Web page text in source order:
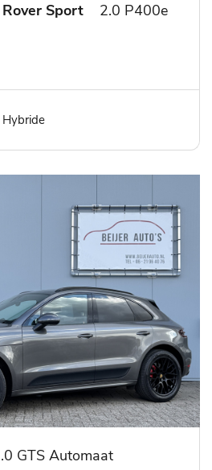
Sport
2.0 P400e
Hybride
GTS Automaat